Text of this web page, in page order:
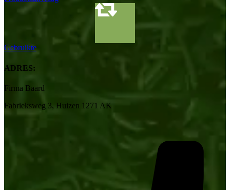
Gebruikte
ADRES:
Firma Baard
Fabrieksweg 3, Huizen 1271 AK